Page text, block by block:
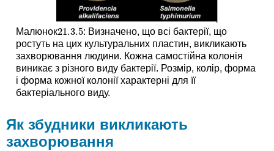
Малюнок21.3.5
21.3.5: Визначено, що всі бактерії, що
ростуть на цих культуральних пластин, викликають
захворювання людини. Кожна самостійна колонія
виникає з різного виду бактерії. Розмір, колір, форма
і форма кожної колонії характерні для її
бактеріального виду.
Як збудники викликають
захворювання